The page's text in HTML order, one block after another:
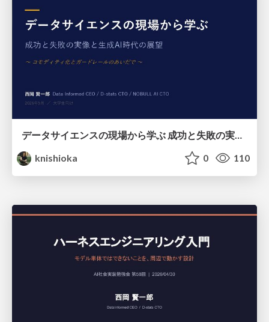
データサイエンスの現場から学ぶ 成功と失敗の実像と生成AI時代の展望
knishioka
0 110